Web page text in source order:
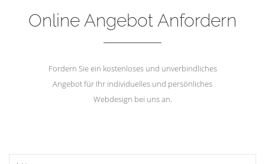
Online Angebot Anfordern
Fordern Sie ein kostenloses und unverbindliches
Angebot für Ihr individuelles und persönliches
Webdesign bei uns an.